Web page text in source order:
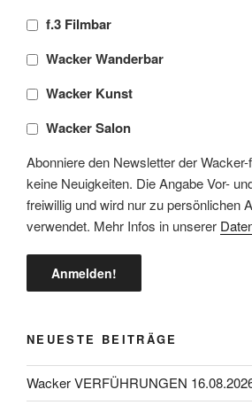
f.3 Filmbar
Wacker Wanderbar
Wacker Kunst
Wacker Salon
Abonniere den Newsletter der
keine Neuigkeiten. Die Angabe Vor-
freiwillig und wird nur zu persönlichen
verwendet. Mehr Infos in unserer
NEUESTE BEITRÄGE
Wacker VERFÜHRUNGEN